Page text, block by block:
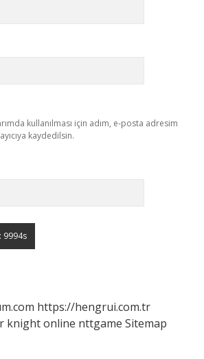
kullanılması için adım, e-posta adresim
kaydedilsin.
https://hengrui.com.tr
knight online nttgame Sitemap